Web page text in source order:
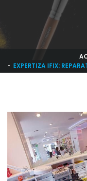
EXPERTIZA IFIX: